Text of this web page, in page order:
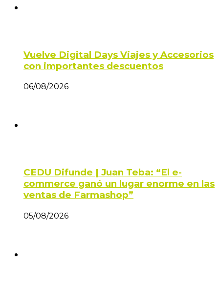
Vuelve Digital Days Viajes y Accesorios
con importantes descuentos
06/08/2026
CEDU Difunde | Juan Teba: “El e-
commerce ganó un lugar enorme en las
ventas de Farmashop”
05/08/2026